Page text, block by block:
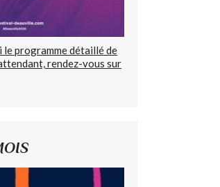
programme détaillé de
rendez-vous sur